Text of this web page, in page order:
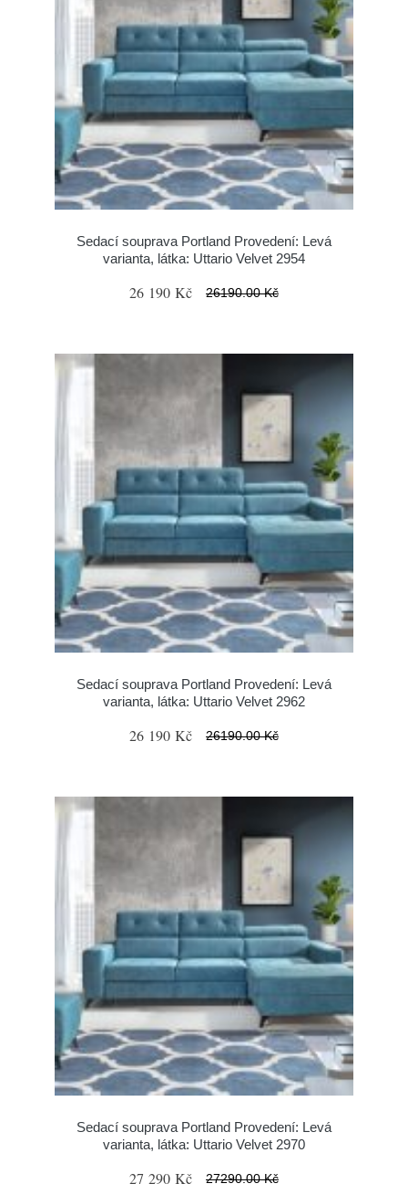
Sedací souprava Portland Provedení: Levá
varianta, látka: Uttario Velvet 2954
26 190 Kč 26190.00 Kč
Sedací souprava Portland Provedení: Levá
varianta, látka: Uttario Velvet 2962
26 190 Kč 26190.00 Kč
Sedací souprava Portland Provedení: Levá
varianta, látka: Uttario Velvet 2970
27 290 Kč 27290.00 Kč